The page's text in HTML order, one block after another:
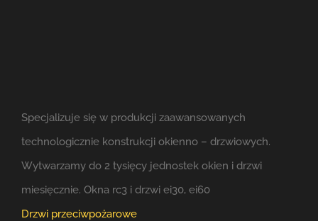
Specjalizuje się w produkcji zaawansowanych
technologicznie konstrukcji okienno – drzwiowych.
Wytwarzamy do 2 tysięcy jednostek okien i drzwi
miesięcznie. Okna rc3 i drzwi ei30, ei60
Drzwi przeciwpożarowe